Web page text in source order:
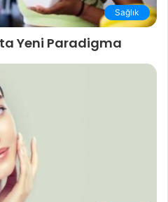
Sağlık
Yeni Paradigma